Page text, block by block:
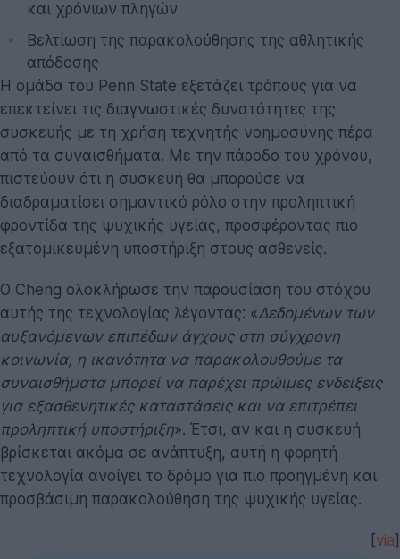
και χρόνιων πληγών
Βελτίωση της παρακολούθησης της αθλητικής
απόδοσης
Η ομάδα του Penn State εξετάζει τρόπους για να
επεκτείνει τις διαγνωστικές δυνατότητες της
συσκευής με τη χρήση τεχνητής νοημοσύνης πέρα
από τα συναισθήματα. Με την πάροδο του χρόνου,
πιστεύουν ότι η συσκευή θα μπορούσε να
διαδραματίσει σημαντικό ρόλο στην προληπτική
φροντίδα της ψυχικής υγείας, προσφέροντας πιο
εξατομικευμένη υποστήριξη στους ασθενείς.
Ο Cheng ολοκλήρωσε την παρουσίαση του στόχου
αυτής της τεχνολογίας λέγοντας: «Δεδομένων των
αυξανόμενων επιπέδων άγχους στη σύγχρονη
κοινωνία, η ικανότητα να παρακολουθούμε τα
συναισθήματα μπορεί να παρέχει πρώιμες ενδείξεις
για εξασθενητικές καταστάσεις και να επιτρέπει
προληπτική υποστήριξη». Έτσι, αν και η συσκευή
βρίσκεται ακόμα σε ανάπτυξη, αυτή η φορητή
τεχνολογία ανοίγει το δρόμο για πιο προηγμένη και
προσβάσιμη παρακολούθηση της ψυχικής υγείας.
[via]